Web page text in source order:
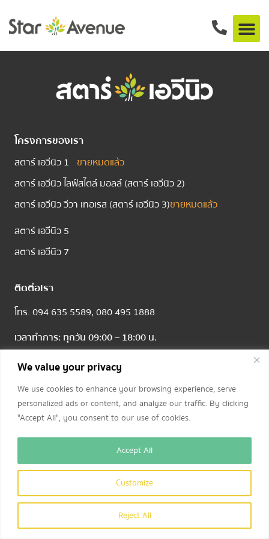
We value your privacy
We use cookies to enhance your browsing experience, serve
personalized ads or content, and analyze our traffic. By clicking
"Accept All", you consent to our use of cookies.
Customize
Reject All
Accept All
หมวดหมู่:Project status
โครงการของเรา
สตาร์ เอวีนิว 1 ขายหมดแล้ว
สตาร์ เอวีนิว ไลฟ์สไตล์ มอลล์ (สตาร์ เอวีนิว 2)
สตาร์ เอวีนิว วีวา เทอเรส (สตาร์ เอวีนิว 3)ขายหมดแล้ว
สตาร์ เอวีนิว 5
สตาร์ เอวีนิว 7
ติดต่อเรา
โทร.094 635 5589,080 495 1888
เวลาทำการ: ทุกวัน 09:00 – 18:00 น.
ช่องทางการติดตามข่าวสาร และโปรโมชันพิเศษ